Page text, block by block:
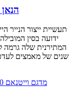
הנאן
תעשיית ייצור הנייר
ידועה בסין
המתירנית שלה גרמה
שנים של מאמצים